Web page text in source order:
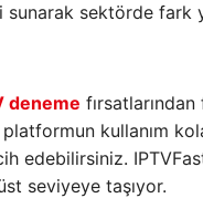
sektörde fark
deneme
kullanım
edebilirsiniz.
seviyeye taşıyor.